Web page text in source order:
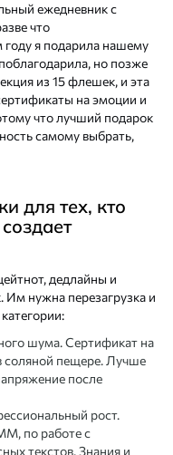
ежедневник с
что
я подарила нашему
но позже
из 15 флешек, и эта
на эмоции и
что лучший подарок
самому выбрать,
для тех, кто
дедлайны и
Им нужна перезагрузка и
шума. Сертификат на
соляной пещере. Лучше
после
рост.
по работе с
текстов. Знания и